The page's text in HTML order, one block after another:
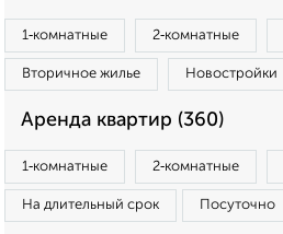
1‑комнатные 2‑комнатные
Вторичное жилье Новостройки
Аренда квартир (360)
1‑комнатные 2‑комнатные
На длительный срок Посуточно